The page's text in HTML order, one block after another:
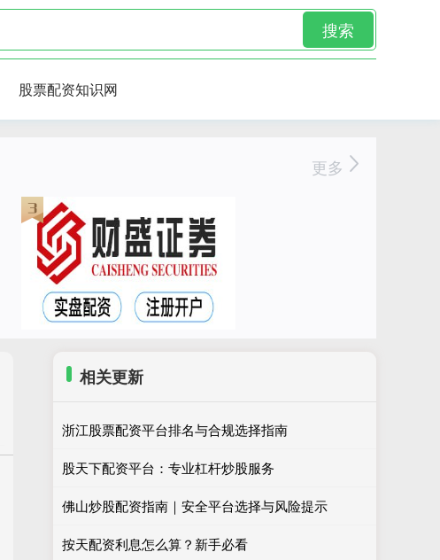
搜索
股票配资知识网
更多
相关更新
浙江股票配资平台排名与合规选择指南
股天下配资平台：专业杠杆炒股服务
佛山炒股配资指南｜安全平台选择与风险提示
按天配资利息怎么算？新手必看